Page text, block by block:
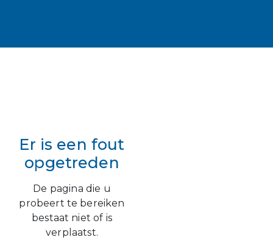
Er is een fout
opgetreden
De pagina die u
probeert te bereiken
bestaat niet of is
verplaatst.